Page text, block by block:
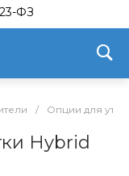
ФЗ
/ Опции для
Hybrid